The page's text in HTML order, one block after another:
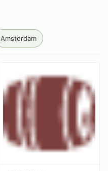
Amsterdam